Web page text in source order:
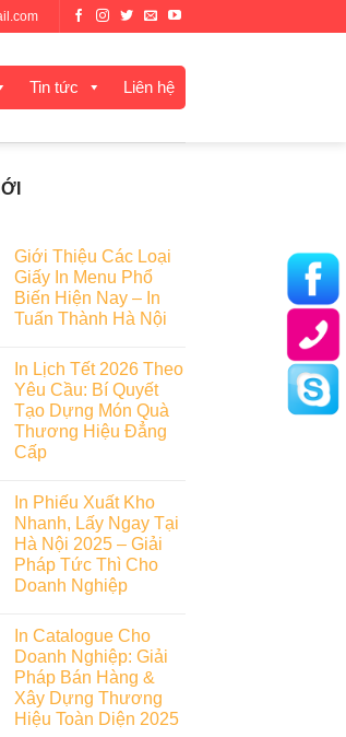
Tin tức Liên hệ
Giới Thiệu Các Loại
Giấy In Menu Phổ
Biến Hiện Nay – In
Tuấn Thành Hà Nội
In Lịch Tết 2026 Theo
Yêu Cầu: Bí Quyết
Tạo Dựng Món Quà
Thương Hiệu Đẳng
Cấp
In Phiếu Xuất Kho
Nhanh, Lấy Ngay Tại
Hà Nội 2025 – Giải
Pháp Tức Thì Cho
Doanh Nghiệp
In Catalogue Cho
Doanh Nghiệp: Giải
Pháp Bán Hàng &
Xây Dựng Thương
Hiệu Toàn Diện 2025